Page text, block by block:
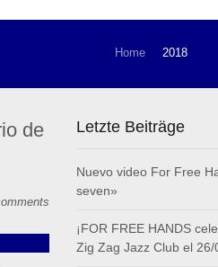
Home 2018
de
Letzte Beiträge
Nuevo video For Free
seven»
¡FOR FREE HANDS
Zig Zag Jazz Club el 26/